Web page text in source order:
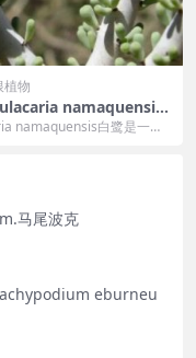
植物
namaquensis
namaquensis白鹭是一种
马尾波克
eburneu